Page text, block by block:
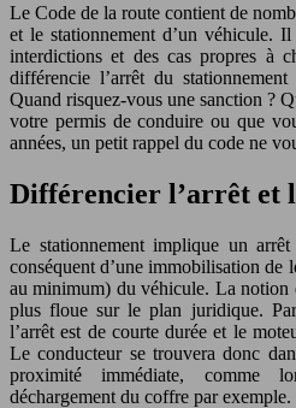
Le Code de la route contient de
et le stationnement d’un véhicule.
interdictions et des cas propres à
différencie l’arrêt du
Quand risquez-vous une sanction ?
votre permis de conduire ou que
années, un petit rappel du code ne
Différencier l’arrêt et
Le stationnement implique un
conséquent d’une immobilisation de
au minimum) du véhicule. La notion
plus floue sur le plan juridique.
l’arrêt est de courte durée et le
Le conducteur se trouvera donc
proximité immédiate, comme
déchargement du coffre par exemple.